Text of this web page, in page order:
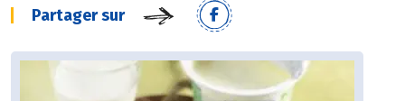
Partager sur